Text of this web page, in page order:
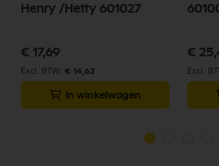
Henry /Hetty 601027
€ 17,69
€ 14,62
In winkelwagen
€